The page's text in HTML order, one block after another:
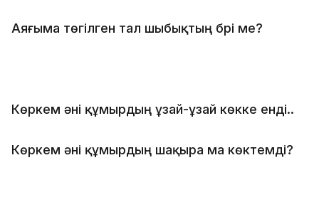
Аяғыма төгілген тал шыбықтың бүрі ме?
Көркем әні құмырдың ұзай-ұзай көкке енді..
Көркем әні құмырдың шақыра ма көктемді?